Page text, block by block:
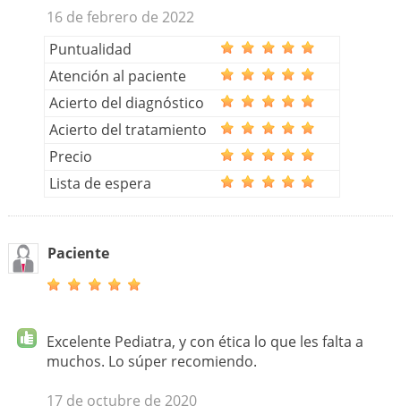
16 de febrero de 2022
Puntualidad
Atención al paciente
Acierto del diagnóstico
Acierto del tratamiento
Precio
Lista de espera
Paciente
Excelente Pediatra, y con ética lo que les falta a
muchos. Lo súper recomiendo.
17 de octubre de 2020